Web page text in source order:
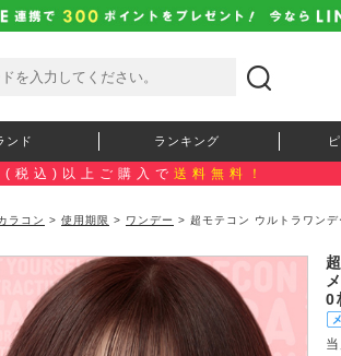
ンド ランキング
込)以上ご購入で 送料無料！
ラコン > 使用期限 > ワンデー > 超モテコン ウルトラワン
0